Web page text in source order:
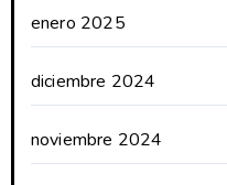
enero 2025
diciembre 2024
noviembre 2024